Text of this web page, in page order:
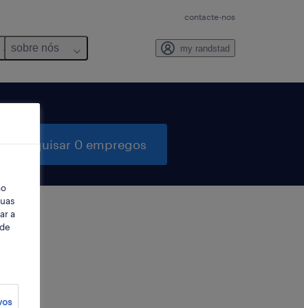
contacte-nos
sobre nós my randstad
pesquisar 0 empregos
a